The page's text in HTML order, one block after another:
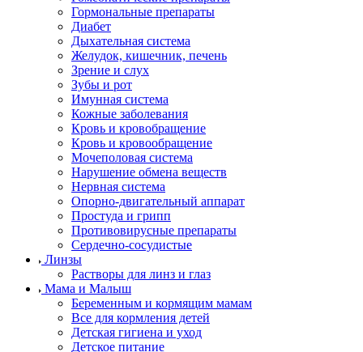
Гормональные препараты
Диабет
Дыхательная система
Желудок, кишечник, печень
Зрение и слух
Зубы и рот
Имунная система
Кожные заболевания
Кровь и кровобращение
Кровь и кровообращение
Мочеполовая система
Нарушение обмена веществ
Нервная система
Опорно-двигательный аппарат
Простуда и грипп
Противовирусные препараты
Сердечно-сосудистые
Линзы
Растворы для линз и глаз
Мама и Малыш
Беременным и кормящим мамам
Все для кормления детей
Детская гигиена и уход
Детское питание